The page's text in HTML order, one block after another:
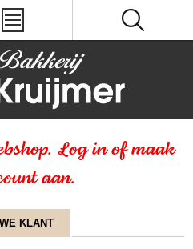
Log in of maak
aan.
KLANT